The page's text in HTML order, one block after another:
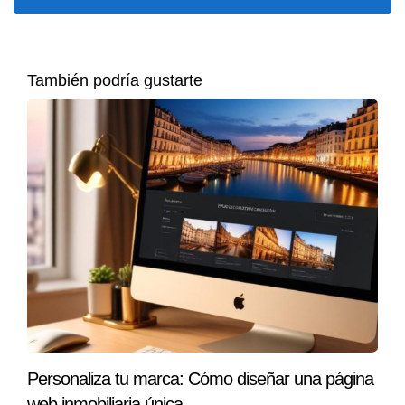
Consejos útiles
Evita los bloques de texto largos. Usa listas y frases
breves.
No satures de imágenes o colores. Menos es más.
Optimiza tu CTA con verbos de acción.
Haz pruebas A/B con diferentes versiones para ver
qué funciona mejor.
"Tu landing page es la puerta de entrada a tu
mundo digital. Haz que cada palabra cuente."
Preguntas frecuentes (FAQs)
¿Necesito saber programación para crear una
También podría gustarte
Personaliza tu marca: Cómo diseñar una página